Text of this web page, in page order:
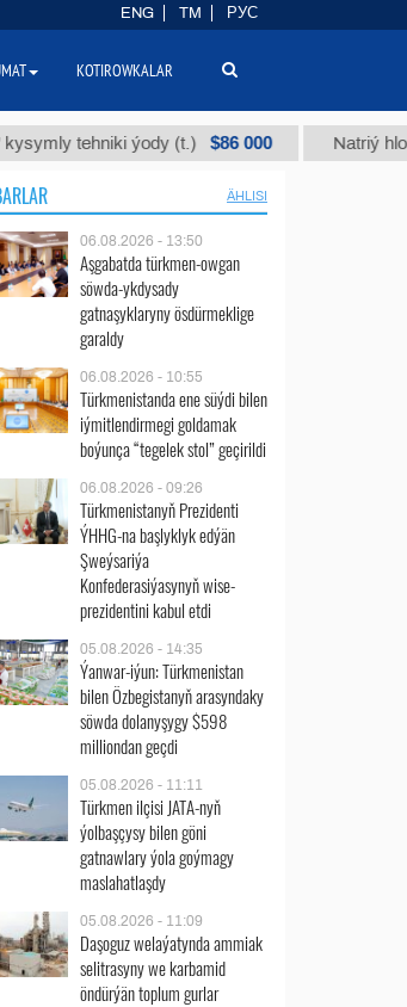
tehniki ýody (t.) $86 000 Natriý hlorly
ÄHLISI
06.08.2026 - 13:50
Aşgabatda türkmen-owgan
söwda-ykdysady
gatnaşyklaryny ösdürmeklige
garaldy
06.08.2026 - 10:55
Türkmenistanda ene süýdi bilen
iýmitlendirmegi goldamak
boýunça “tegelek stol” geçirildi
06.08.2026 - 09:26
Türkmenistanyň Prezidenti
ÝHHG-na başlyklyk edýän
Şweýsariýa
Konfederasiýasynyň wise-
prezidentini kabul etdi
05.08.2026 - 14:35
Ýanwar-iýun: Türkmenistan
bilen Özbegistanyň arasyndaky
söwda dolanyşygy $598
milliondan geçdi
05.08.2026 - 11:11
Türkmen ilçisi JATA-nyň
ýolbaşçysy bilen göni
gatnawlary ýola goýmagy
maslahatlaşdy
05.08.2026 - 11:09
Daşoguz welaýatynda ammiak
selitrasyny we karbamid
öndürýän toplum gurlar
ENG TM РУС
KOTIROWKALAR